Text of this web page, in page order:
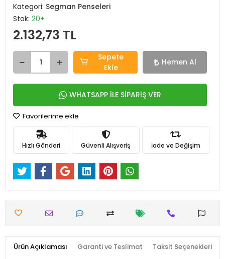
Kategori: Segman Penseleri
Stok: 20+
2.132,73 TL
Sepete
Ekle
Hemen Al
WHATSAPP İLE SİPARİŞ VER
Favorilerime ekle
Hızlı Gönderi Güvenli Alışveriş İade ve Değişim
Ürün Açıklaması Garanti ve Teslimat Taksit Seçenekleri